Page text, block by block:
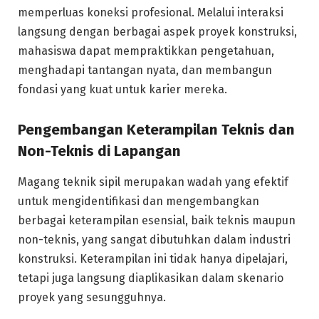
memperluas koneksi profesional. Melalui interaksi
langsung dengan berbagai aspek proyek konstruksi,
mahasiswa dapat mempraktikkan pengetahuan,
menghadapi tantangan nyata, dan membangun
fondasi yang kuat untuk karier mereka.
Pengembangan Keterampilan Teknis dan
Non-Teknis di Lapangan
Magang teknik sipil merupakan wadah yang efektif
untuk mengidentifikasi dan mengembangkan
berbagai keterampilan esensial, baik teknis maupun
non-teknis, yang sangat dibutuhkan dalam industri
konstruksi. Keterampilan ini tidak hanya dipelajari,
tetapi juga langsung diaplikasikan dalam skenario
proyek yang sesungguhnya.